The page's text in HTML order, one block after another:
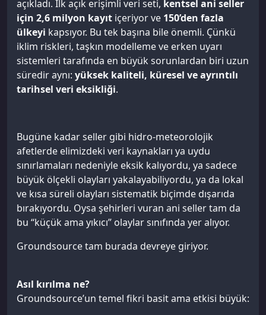
açıkladı. İlk açık erişimli veri seti, kentsel ani seller
için 2,6 milyon kayıt içeriyor ve 150’den fazla
ülkeyi kapsıyor. Bu tek başına bile önemli. Çünkü
iklim riskleri, taşkın modelleme ve erken uyarı
sistemleri tarafında en büyük sorunlardan biri uzun
süredir aynı: yüksek kaliteli, küresel ve ayrıntılı
tarihsel veri eksikliği.
Bugüne kadar seller gibi hidro-meteorolojik
afetlerde elimizdeki veri kaynakları ya uydu
sınırlamaları nedeniyle eksik kalıyordu, ya sadece
büyük ölçekli olayları yakalayabiliyordu, ya da lokal
ve kısa süreli olayları sistematik biçimde dışarıda
bırakıyordu. Oysa şehirleri vuran ani seller tam da
bu “küçük ama yıkıcı” olaylar sınıfında yer alıyor.
Groundsource tam burada devreye giriyor.
Asıl kırılma ne?
Groundsource’un temel fikri basit ama etkisi büyük: